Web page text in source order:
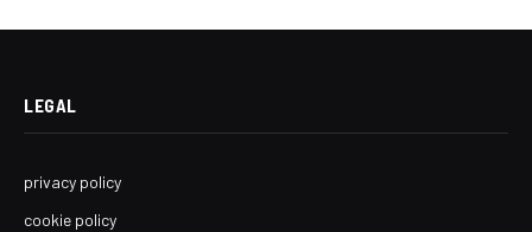
LEGAL
privacy policy
cookie policy